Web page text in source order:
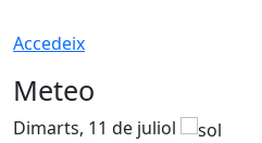
Accedeix
Meteo
Dimarts, 11 de juliol